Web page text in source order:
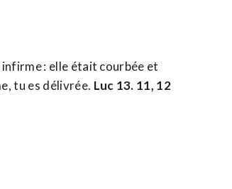
: elle était courbée et
tu es délivrée. Luc 13. 11, 12